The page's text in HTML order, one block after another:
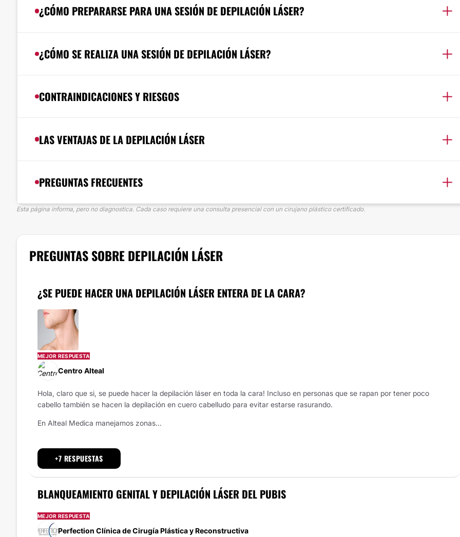
¿CÓMO PREPARARSE PARA UNA SESIÓN DE DEPILACIÓN LÁSER?
¿CÓMO SE REALIZA UNA SESIÓN DE DEPILACIÓN LÁSER?
CONTRAINDICACIONES Y RIESGOS
LAS VENTAJAS DE LA DEPILACIÓN LÁSER
PREGUNTAS FRECUENTES
Esta página informa, pero no diagnostica. Cada caso requiere una consulta presencial con un cirujano plástico certificado.
PREGUNTAS SOBRE DEPILACIÓN LÁSER
¿SE PUEDE HACER UNA DEPILACIÓN LÁSER ENTERA DE LA CARA?
MEJOR RESPUESTA
Centro Alteal
Hola, claro que si, se puede hacer la depilación láser en toda la cara! Incluso en personas que se rapan por tener poco
cabello también se hacen la depilación en cuero cabelludo para evitar estarse rasurando.
En Alteal Medica manejamos zonas...
+7 RESPUESTAS
BLANQUEAMIENTO GENITAL Y DEPILACIÓN LÁSER DEL PUBIS
MEJOR RESPUESTA
Perfection Clínica de Cirugía Plástica y Reconstructiva